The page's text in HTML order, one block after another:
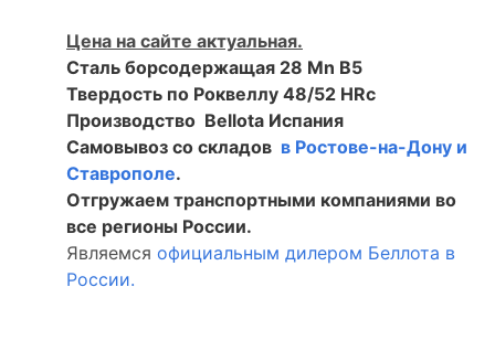
Цена на сайте актуальная.
Сталь борсодержащая 28 Mn B5
Твердость по Роквеллу 48/52 HRc
Производство Bellota Испания
Самовывоз со складов в Ростове-на-Дону и
Ставрополе.
Отгружаем транспортными компаниями во
все регионы России.
Являемся официальным дилером Беллота в
России.